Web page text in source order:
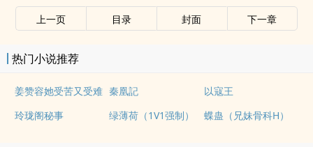
上一页 目录 封面 下一章
热门小说推荐
姜赞容她受苦又受难 秦凰記
以寇王
玲珑阁秘事
绿薄荷（1V1强制） 蝶蛊（兄妹骨科H）